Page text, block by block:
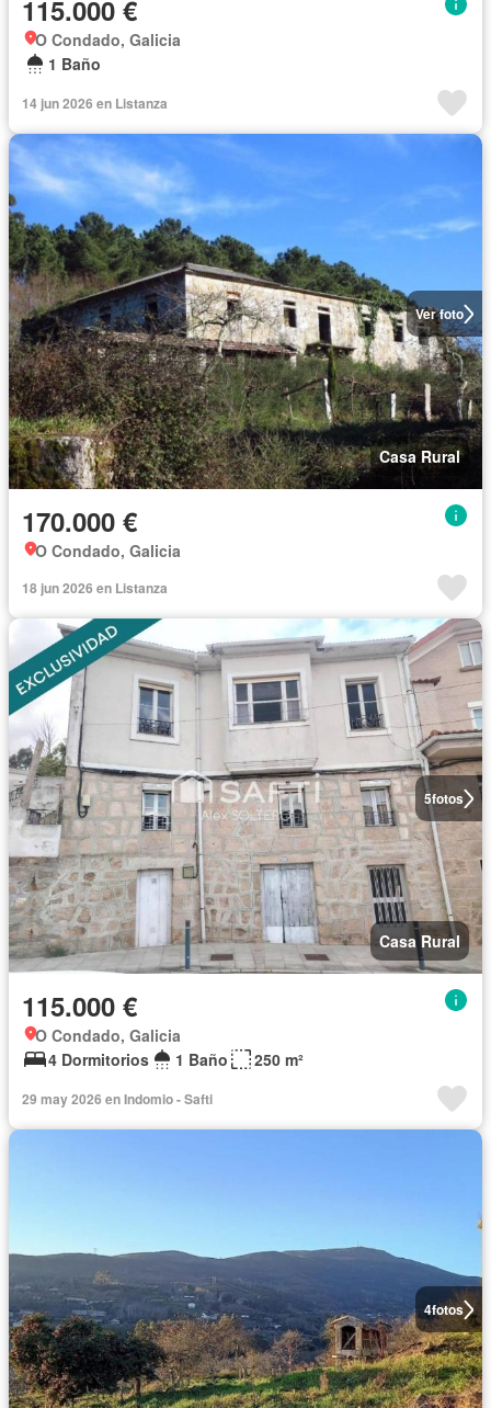
115.000 €
O Condado, Galicia
1 Baño
14 jun 2026 en Listanza
Ver foto
Casa Rural
170.000 €
O Condado, Galicia
18 jun 2026 en Listanza
5fotos
Casa Rural
115.000 €
O Condado, Galicia
4 Dormitorios
1 Baño 250 m²
29 may 2026 en Indomio - Safti
4fotos